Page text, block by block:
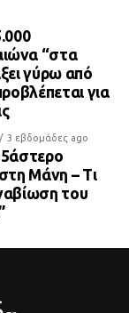
“στα
γύρω από
για
3 εβδομάδες ago
5άστερο
Μάνη – Τι
του